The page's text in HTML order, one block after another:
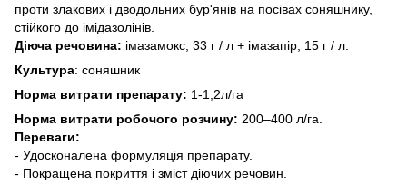
проти злакових і дводольних бур'янів на посівах соняшнику,
стійкого до імідазолінів.
Діюча речовина: імазамокс, 33 г / л + імазапір, 15 г / л.
Культура: соняшник
Норма витрати препарату: 1-1,2л/га
Норма витрати робочого розчину: 200–400 л/га.
Переваги:
- Удосконалена формуляція препарату.
- Покращена покриття і зміст діючих речовин.